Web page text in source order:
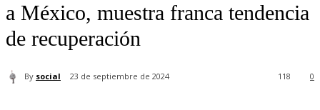
a México, muestra franca tendencia
de recuperación
By social 23 de septiembre de 2024 0
118